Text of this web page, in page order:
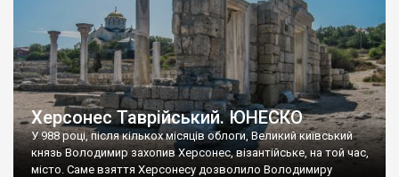
Херсонес Таврійський. ЮНЕСКО
У 988 році, після кількох місяців облоги, Великий київський
князь Володимир захопив Херсонес, візантійське, на той час,
місто. Саме взяття Херсонесу дозволило Володимиру